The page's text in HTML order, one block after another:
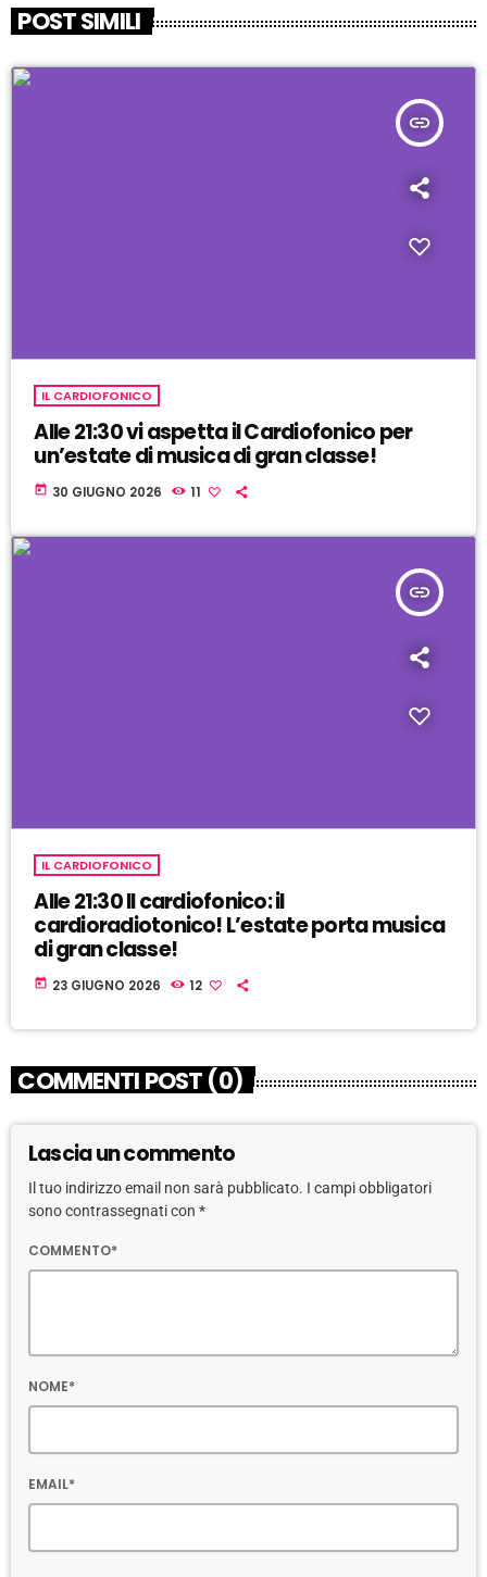
POST SIMILI
insert_link
IL CARDIOFONICO
Alle 21:30 vi aspetta il Cardiofonico per
un’estate di musica di gran classe!
today 30 GIUGNO 2026 11
insert_link
IL CARDIOFONICO
Alle 21:30 Il cardiofonico: il
cardioradiotonico! L’estate porta musica
di gran classe!
today 23 GIUGNO 2026 12
COMMENTI POST (0)
Lascia un commento
Il tuo indirizzo email non sarà pubblicato. I campi obbligatori
sono contrassegnati con *
COMMENTO*
NOME*
EMAIL*